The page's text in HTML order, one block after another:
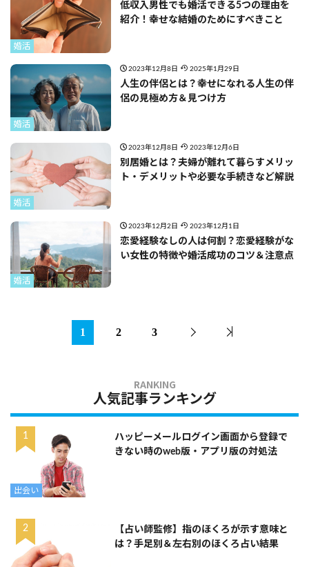
婚活
低収入男性でも婚活できる5つの理由を
紹介！幸せな結婚のためにすべきこと
婚活
2023年12月8日 2025年1月29日
人生の伴侶とは？幸せになれる人生の伴
侶の見極め方＆見つけ方
婚活
2023年12月8日 2023年12月6日
別居婚とは？夫婦が離れて暮らすメリッ
ト・デメリットや必要な手続きなど解説
婚活
2023年12月2日 2023年12月1日
恋愛経験なしの人は何割？恋愛経験がな
い女性の特徴や婚活成功のコツ＆注意点
1 2 3
人気記事ランキング
出会い
ハッピーメールログイン画面から登録で
きない時のweb版・アプリ版の対処法
【占い師監修】指のほくろが示す意味と
は？手足別＆左右別のほくろ占い結果